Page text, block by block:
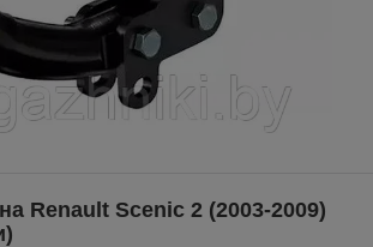
Renault Scenic 2 (2003-2009)